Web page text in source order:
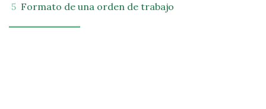
Formato de una orden de trabajo